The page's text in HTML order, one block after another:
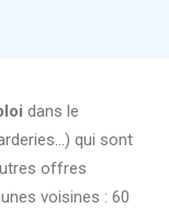
dans le
qui sont
offres
voisines : 60